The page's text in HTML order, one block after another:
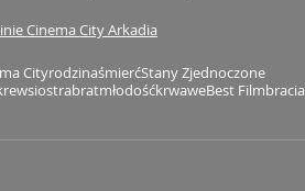
Cinema City Arkadia
CityrodzinaśmierćStany Zjednoczone
siostrabratmłodośćkrwaweBest Filmbracia